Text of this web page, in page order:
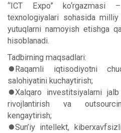
“ICT Expo” ko‘rgazmasi –
texnologiyalari sohasida
yutuqlarni namoyish etishga
hisoblanadi.
Tadbirning maqsadlari:
⏺Raqamli iqtisodiyotni
salohiyatini kuchaytirish;
⏺Xalqaro investitsiyalarni
rivojlantirish va
kengaytirish;
⏺Sun’iy intellekt,